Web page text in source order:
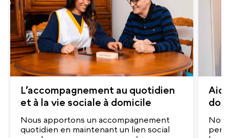
L’accompagnement au quotidien
et à la vie sociale à domicile
Nous apportons un accompagnement
quotidien en maintenant un lien social
Nos